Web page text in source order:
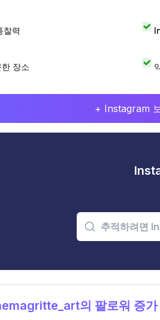
찰력
한 장소
+ Instagram
의 팔로워 증가